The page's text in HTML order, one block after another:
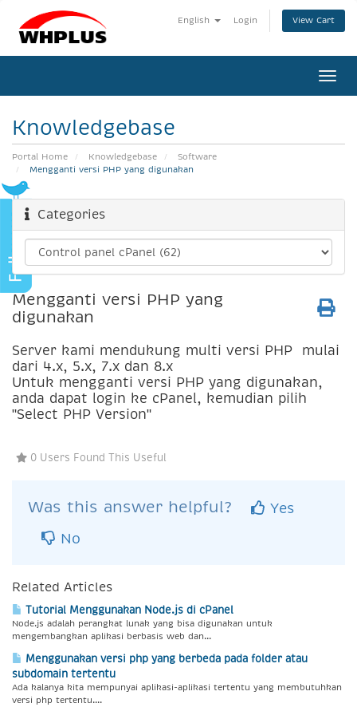
English Login View Cart
Knowledgebase
Portal Home Knowledgebase
Software
Mengganti versi PHP yang digunakan
Categories
Mengganti versi PHP yang
digunakan
Server kami mendukung multi versi PHP mulai
dari 4.x, 5.x, 7.x dan 8.x
Untuk mengganti versi PHP yang digunakan,
anda dapat login ke cPanel, kemudian pilih
"Select PHP Version"
0 Users Found This Useful
Was this answer helpful? Yes
No
Related Articles
Tutorial Menggunakan Node.js di cPanel
Node.js adalah perangkat lunak yang bisa digunakan untuk
mengembangkan aplikasi berbasis web dan...
Menggunakan versi php yang berbeda pada folder atau
subdomain tertentu
Ada kalanya kita mempunyai aplikasi-aplikasi tertentu yang membutuhkan
versi php tertentu....